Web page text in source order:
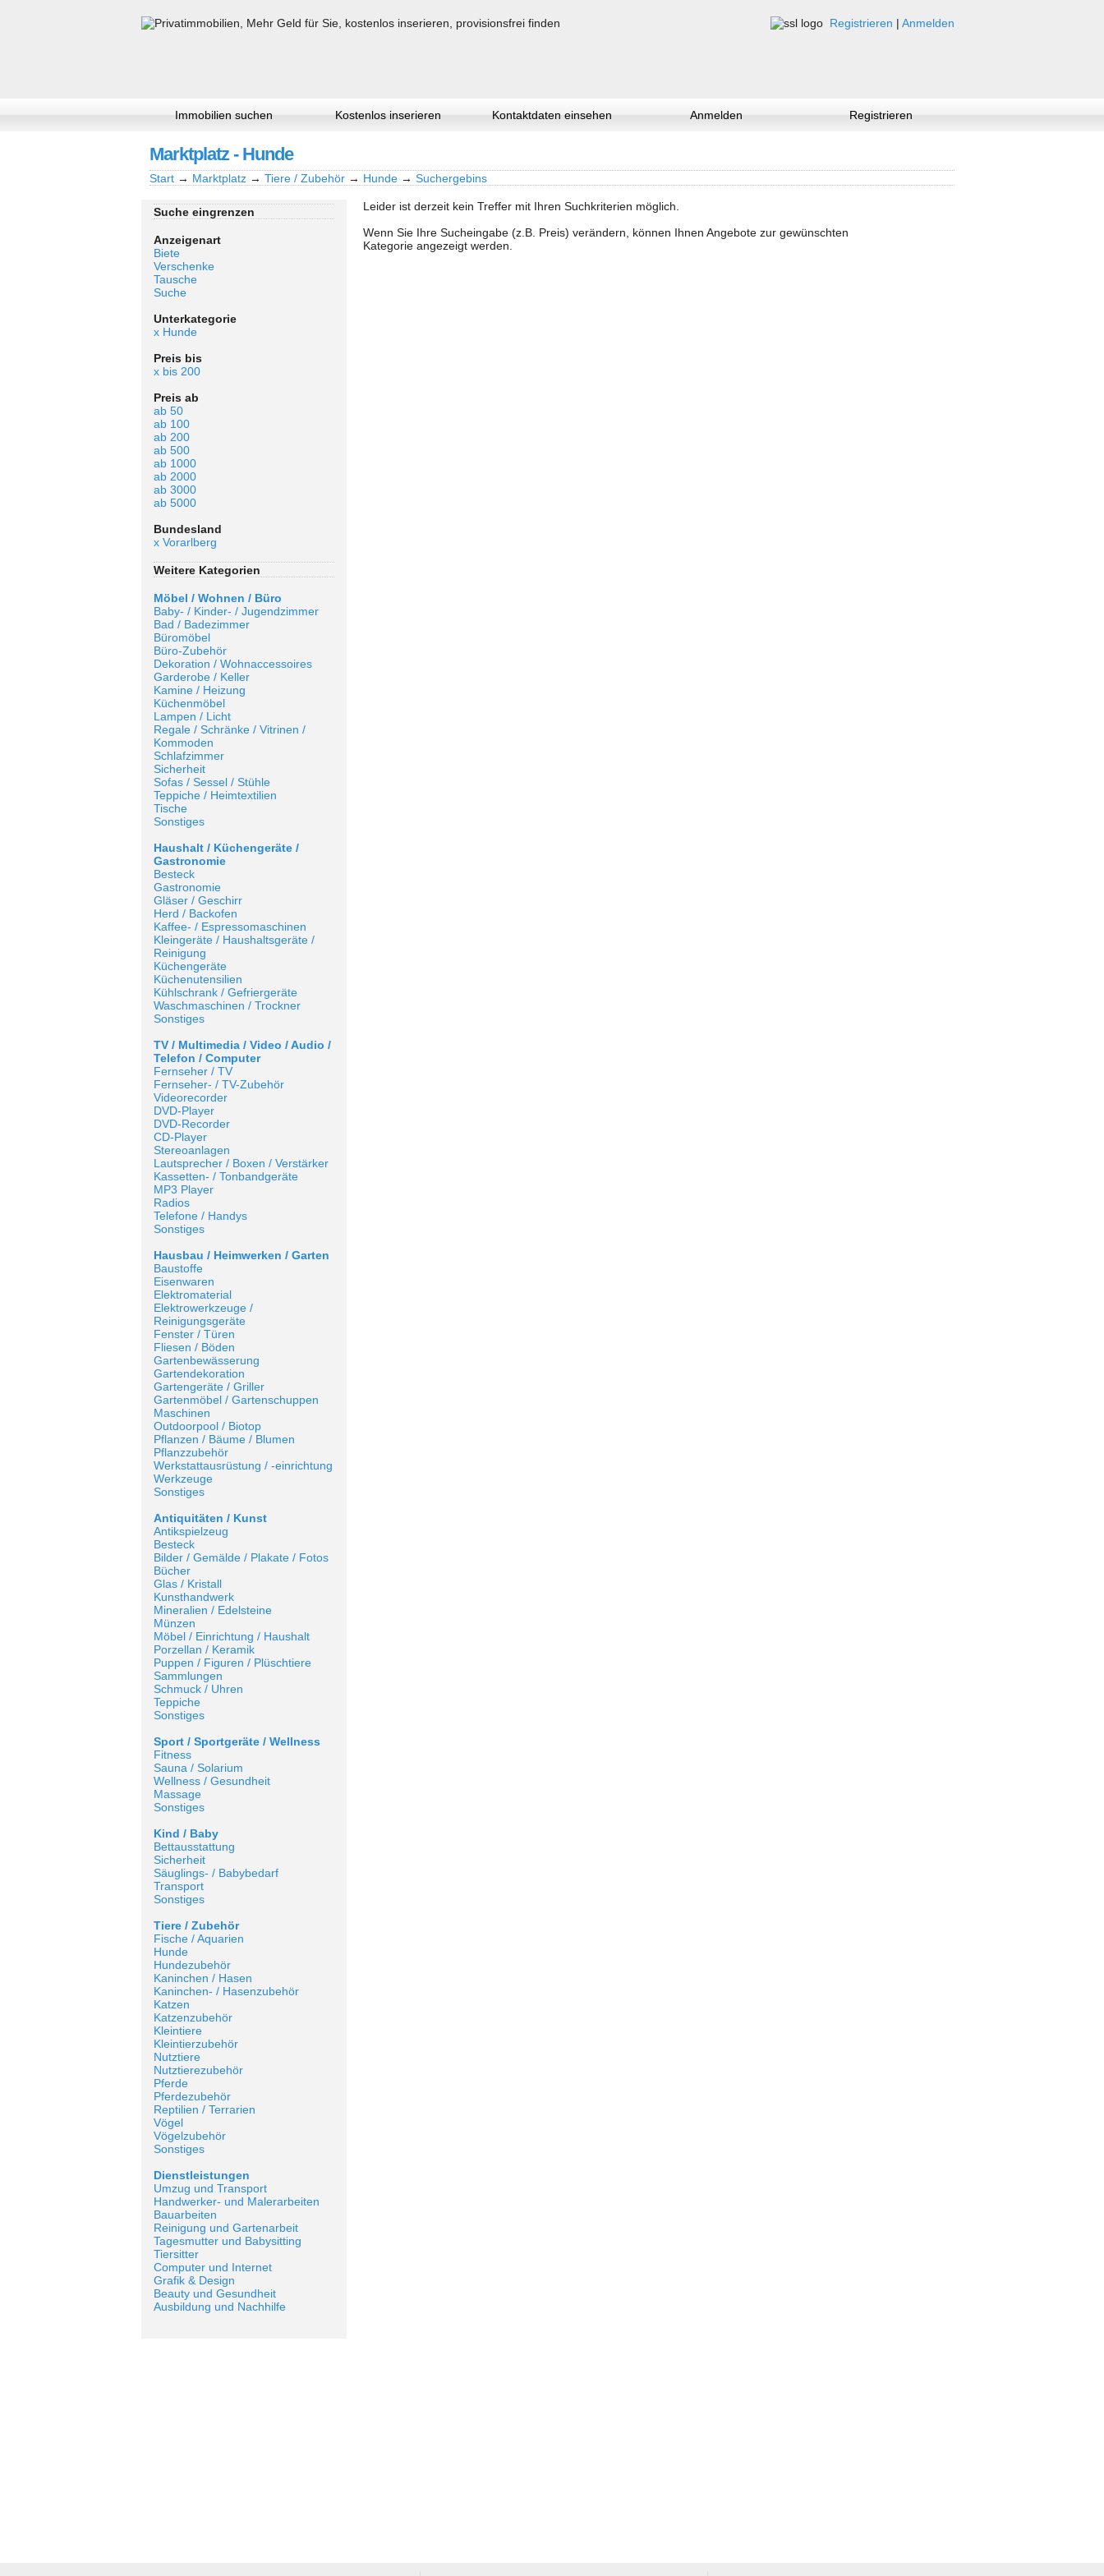
Registrieren | Anmelden
Immobilien suchen Kostenlos inserieren Kontaktdaten einsehen Anmelden Registrieren
Marktplatz - Hunde
Start → Marktplatz → Tiere / Zubehör → Hunde → Suchergebins
Suche eingrenzen
Anzeigenart
Biete
Verschenke
Tausche
Suche
Unterkategorie
x Hunde
Preis bis
x bis 200
Preis ab
ab 50
ab 100
ab 200
ab 500
ab 1000
ab 2000
ab 3000
ab 5000
Bundesland
x Vorarlberg
Weitere Kategorien
Möbel / Wohnen / Büro
Baby- / Kinder- / Jugendzimmer
Bad / Badezimmer
Büromöbel
Büro-Zubehör
Dekoration / Wohnaccessoires
Garderobe / Keller
Kamine / Heizung
Küchenmöbel
Lampen / Licht
Regale / Schränke / Vitrinen /
Kommoden
Schlafzimmer
Sicherheit
Sofas / Sessel / Stühle
Teppiche / Heimtextilien
Tische
Sonstiges
Haushalt / Küchengeräte /
Gastronomie
Besteck
Gastronomie
Gläser / Geschirr
Herd / Backofen
Kaffee- / Espressomaschinen
Kleingeräte / Haushaltsgeräte /
Reinigung
Küchengeräte
Küchenutensilien
Kühlschrank / Gefriergeräte
Waschmaschinen / Trockner
Sonstiges
TV / Multimedia / Video / Audio /
Telefon / Computer
Fernseher / TV
Fernseher- / TV-Zubehör
Videorecorder
DVD-Player
DVD-Recorder
CD-Player
Stereoanlagen
Lautsprecher / Boxen / Verstärker
Kassetten- / Tonbandgeräte
MP3 Player
Radios
Telefone / Handys
Sonstiges
Hausbau / Heimwerken / Garten
Baustoffe
Eisenwaren
Elektromaterial
Elektrowerkzeuge /
Reinigungsgeräte
Fenster / Türen
Fliesen / Böden
Gartenbewässerung
Gartendekoration
Gartengeräte / Griller
Gartenmöbel / Gartenschuppen
Maschinen
Outdoorpool / Biotop
Pflanzen / Bäume / Blumen
Pflanzzubehör
Werkstattausrüstung / -einrichtung
Werkzeuge
Sonstiges
Antiquitäten / Kunst
Antikspielzeug
Besteck
Bilder / Gemälde / Plakate / Fotos
Bücher
Glas / Kristall
Kunsthandwerk
Mineralien / Edelsteine
Münzen
Möbel / Einrichtung / Haushalt
Porzellan / Keramik
Puppen / Figuren / Plüschtiere
Sammlungen
Schmuck / Uhren
Teppiche
Sonstiges
Sport / Sportgeräte / Wellness
Fitness
Sauna / Solarium
Wellness / Gesundheit
Massage
Sonstiges
Kind / Baby
Bettausstattung
Sicherheit
Säuglings- / Babybedarf
Transport
Sonstiges
Tiere / Zubehör
Fische / Aquarien
Hunde
Hundezubehör
Kaninchen / Hasen
Kaninchen- / Hasenzubehör
Katzen
Katzenzubehör
Kleintiere
Kleintierzubehör
Nutztiere
Nutztierezubehör
Pferde
Pferdezubehör
Reptilien / Terrarien
Vögel
Vögelzubehör
Sonstiges
Dienstleistungen
Umzug und Transport
Handwerker- und Malerarbeiten
Bauarbeiten
Reinigung und Gartenarbeit
Tagesmutter und Babysitting
Tiersitter
Computer und Internet
Grafik & Design
Beauty und Gesundheit
Ausbildung und Nachhilfe
Leider ist derzeit kein Treffer mit Ihren Suchkriterien möglich.
Wenn Sie Ihre Sucheingabe (z.B. Preis) verändern, können Ihnen Angebote zur gewünschten
Kategorie angezeigt werden.